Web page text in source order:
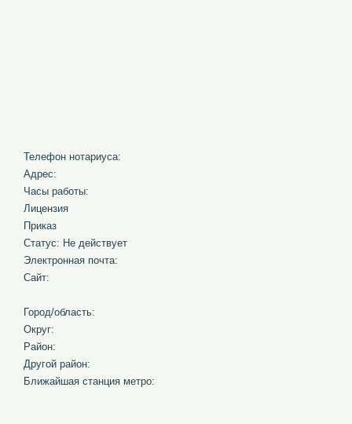
Телефон нотариуса:
Адрес:
Часы работы:
Лицензия
Приказ
Статус: Не действует
Электронная почта:
Сайт:
Город/область:
Округ:
Район:
Другой район:
Ближайшая станция метро: